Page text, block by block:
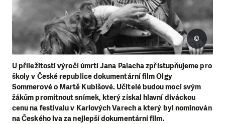
U příležitosti výročí úmrtí Jana Palacha zpřístupňujeme pro
školy v České republice dokumentární film Olgy
Sommerové o Martě Kubišové. Učitelé budou moci svým
žákům promítnout snímek, který získal hlavní diváckou
cenu na festivalu v Karlových Varech a který byl nominován
na Českého lva za nejlepší dokumentární film.
©